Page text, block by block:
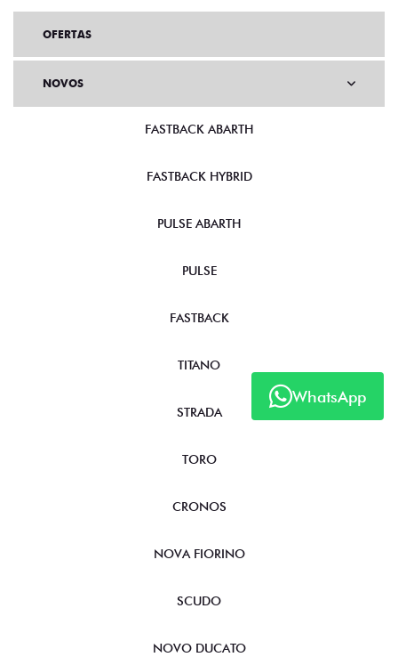
WhatsApp
OFERTAS
NOVOS
FASTBACK ABARTH
FASTBACK HYBRID
PULSE ABARTH
PULSE
FASTBACK
TITANO
STRADA
TORO
CRONOS
NOVA FIORINO
SCUDO
NOVO DUCATO